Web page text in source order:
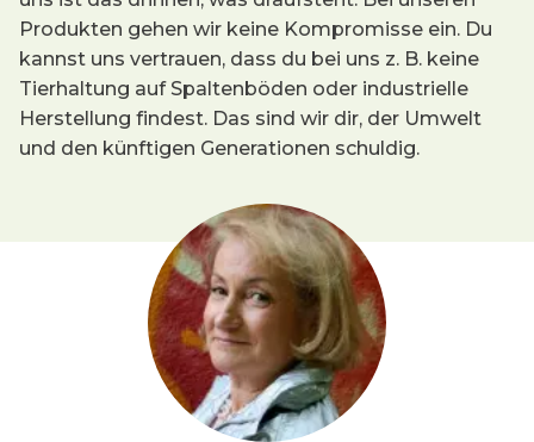
Produkten gehen wir keine Kompromisse ein. Du
kannst uns vertrauen, dass du bei uns z. B. keine
Tierhaltung auf Spaltenböden oder industrielle
Herstellung findest. Das sind wir dir, der Umwelt
und den künftigen Generationen schuldig.